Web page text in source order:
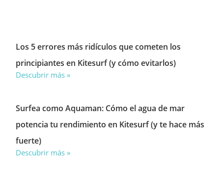
Los 5 errores más ridículos que cometen los
principiantes en Kitesurf (y cómo evitarlos)
Descubrir más »
Surfea como Aquaman: Cómo el agua de mar
potencia tu rendimiento en Kitesurf (y te hace más
fuerte)
Descubrir más »